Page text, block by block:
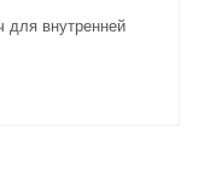
для внутренней